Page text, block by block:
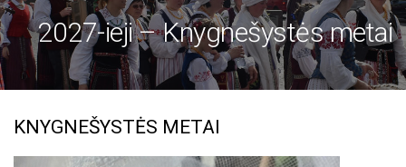
2027-ieji – Knygnešystės metai
KNYGNEŠYSTĖS METAI